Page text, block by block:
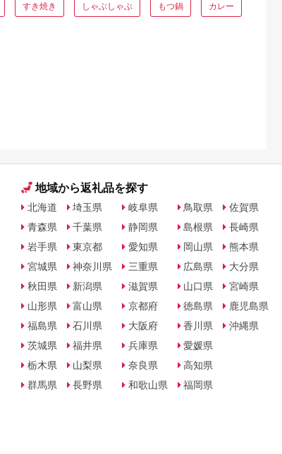
すき焼き しゃぶしゃぶ もつ鍋 カレー
地域から返礼品を探す
北海道
青森県
岩手県
宮城県
秋田県
山形県
福島県
茨城県
栃木県
群馬県
埼玉県
千葉県
東京都
神奈川県
新潟県
富山県
石川県
福井県
山梨県
長野県
岐阜県
静岡県
愛知県
三重県
滋賀県
京都府
大阪府
兵庫県
奈良県
和歌山県
鳥取県
島根県
岡山県
広島県
山口県
徳島県
香川県
愛媛県
高知県
福岡県
佐賀県
長崎県
熊本県
大分県
宮崎県
鹿児島県
沖縄県